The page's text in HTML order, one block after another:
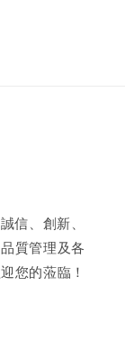
信、創新、
質管理及各
您的蒞臨！